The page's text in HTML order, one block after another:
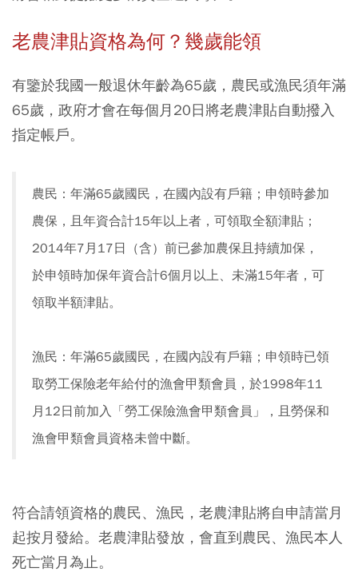
老農津貼資格為何？幾歲能領
有鑒於我國一般退休年齡為65歲，農民或漁民須年滿
65歲，政府才會在每個月20日將老農津貼自動撥入
指定帳戶。
農民：年滿65歲國民，在國內設有戶籍；申領時參加
農保，且年資合計15年以上者，可領取全額津貼；
2014年7月17日（含）前已參加農保且持續加保，
於申領時加保年資合計6個月以上、未滿15年者，可
領取半額津貼。
漁民：年滿65歲國民，在國內設有戶籍；申領時已領
取勞工保險老年給付的漁會甲類會員，於1998年11
月12日前加入「勞工保險漁會甲類會員」，且勞保和
漁會甲類會員資格未曾中斷。
符合請領資格的農民、漁民，老農津貼將自申請當月
起按月發給。老農津貼發放，會直到農民、漁民本人
死亡當月為止。